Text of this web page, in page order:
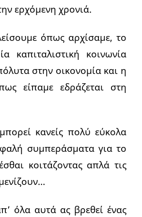
ερχόμενη χρονιά.
όπως αρχίσαμε, το
καπιταλιστική κοινωνία
στην οικονομία και η
είπαμε εδράζεται στη
κανείς πολύ εύκολα
συμπεράσματα για το
κοιτάζοντας απλά τις
όλα αυτά ας βρεθεί ένας